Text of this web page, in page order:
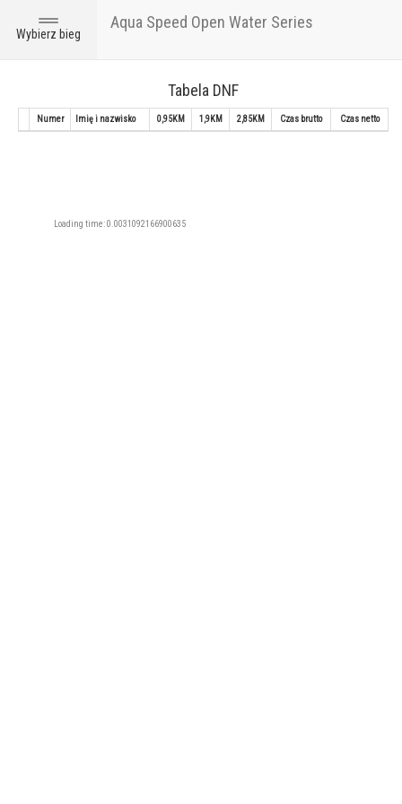
Toggle
navigation
Wybierz bieg
Aqua Speed Open Water Series
Tabela DNF
Numer Imię i nazwisko 0,95KM 1,9KM 2,85KM Czas brutto Czas netto
Loading time: 0.0031092166900635